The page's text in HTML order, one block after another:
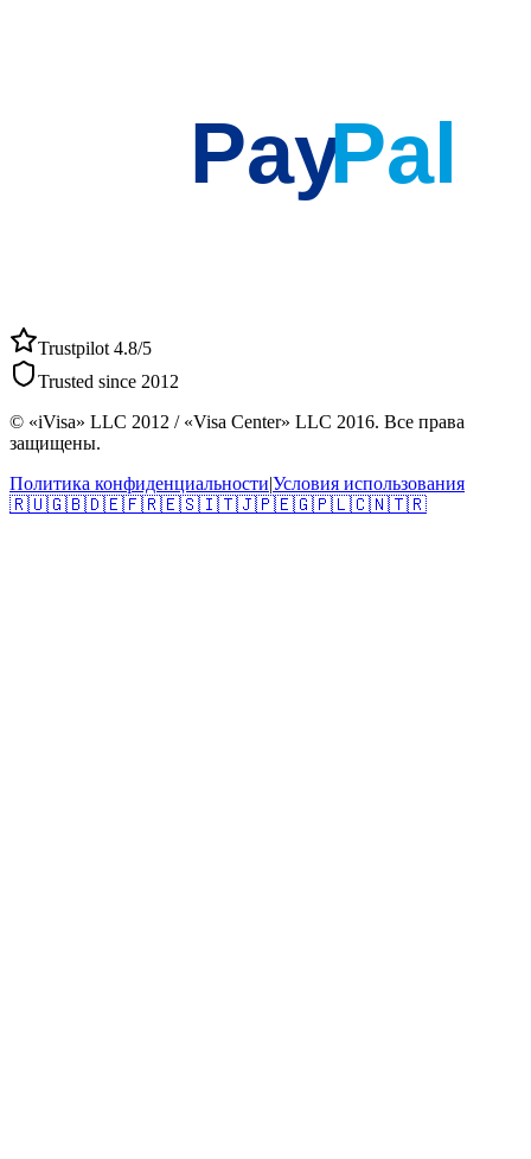
PayPal
Trustpilot 4.8/5
Trusted since 2012
© «iVisa» LLC 2012 / «Visa Center» LLC 2016. Все права
защищены.
Политика конфиденциальности|Условия использования
🇷🇺🇬🇧🇩🇪🇫🇷🇪🇸🇮🇹🇯🇵🇪🇬🇵🇱🇨🇳🇹🇷